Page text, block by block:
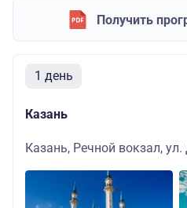
Получить
1 день
Казань
Казань, Речной вокзал, ул.